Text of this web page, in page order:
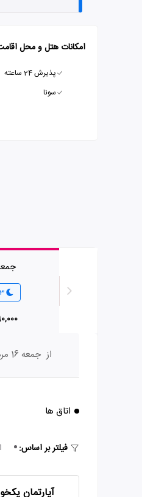
امکانات هتل و محل
پذیرش 24 ساعته
سونا
جمعه 16
3شب اقامت
از جمعه 16 مرداد
اتاق ها
فیلتر بر اساس:
آپارتمان